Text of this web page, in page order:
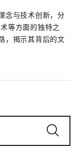
念与技术创新，分
等方面的独特之
，揭示其背后的文